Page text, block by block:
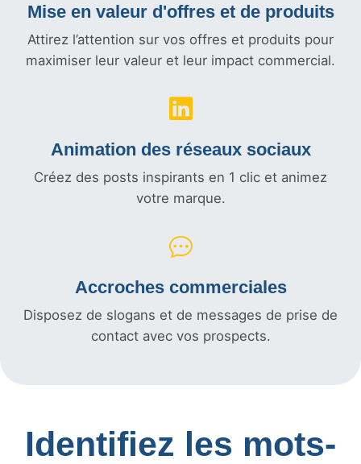
Mise en valeur d'offres et de produits
Attirez l’attention sur vos offres et produits pour
maximiser leur valeur et leur impact commercial.
Animation des réseaux sociaux
Créez des posts inspirants en 1 clic et animez
votre marque.
Accroches commerciales
Disposez de slogans et de messages de prise de
contact avec vos prospects.
Identifiez les mots-